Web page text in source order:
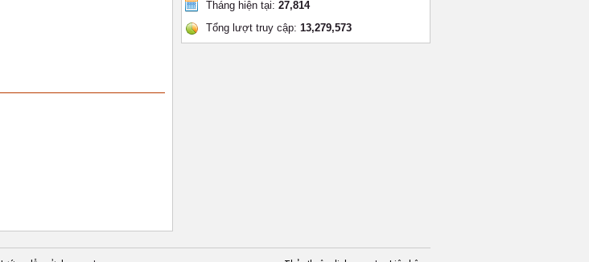
Tháng hiện tại: 27,814
Tổng lượt truy cập: 13,279,573